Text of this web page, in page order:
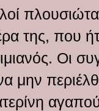
της, που
Οι
μην